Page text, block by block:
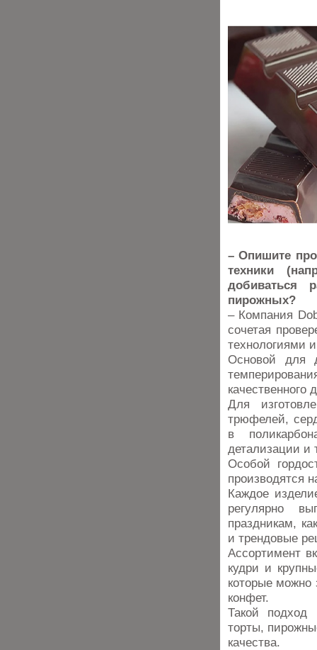
– Опишите
техники
добиваться
пирожных?
– Компания
сочетая
технологиями
Основой для
качественного
Для
трюфелей,
в
детализации и
Особой
производятся
Каждое
регулярно
праздникам,
и трендовые
Ассортимент
кудри и
которые можно
конфет.
Такой подход
торты,
качества.